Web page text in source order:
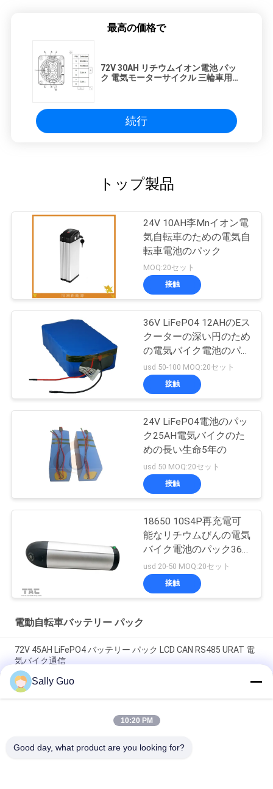
最高の価格で
72V 30AH リチウムイオン電池 パッ
ク 電気モーターサイクル 三輪車用
続行
トップ製品
24V 10AH李Mnイオン電
気自転車のための電気自
転車電池のパック
MOQ:20セット
接触
36V LiFePO4 12AHのEス
クーターの深い円のため
の電気バイク電池のパッ
ク
usd 50-100 MOQ:20セット
接触
24V LiFePO4電池のパッ
ク25AH電気バイクのた
めの長い生命5年の
usd 50 MOQ:20セット
接触
18650 10S4P再充電可
能なリチウムびんの電気
バイク電池のパック36V
10Ah
usd 20-50 MOQ:20セット
接触
電動自転車バッテリー パック
72V 45AH LiFePO4 バッテリー パック LCD CAN RS485 URAT 電
気バイク通信
72V 30AH リチウムイオン電池 パック 電気モーターサイクル 三
輪車用 RS485
習慣はスマートなBMS 72V 50Ahに電気バイク電池のパックを
Sally Guo
10:20 PM
Good day, what product are you looking for?